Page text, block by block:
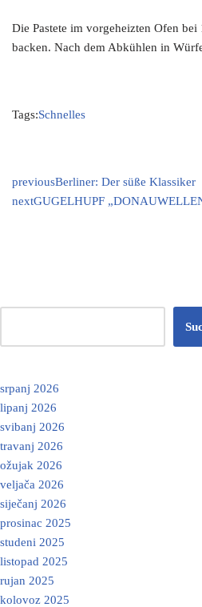
Die Pastete im vorgeheizten Ofen
backen. Nach dem Abkühlen in
Tags:Schnelles
previousBerliner: Der süße Klassiker
nextGUGELHUPF
srpanj 2026
lipanj 2026
svibanj 2026
travanj 2026
ožujak 2026
veljača 2026
siječanj 2026
prosinac 2025
studeni 2025
listopad 2025
rujan 2025
kolovoz 2025